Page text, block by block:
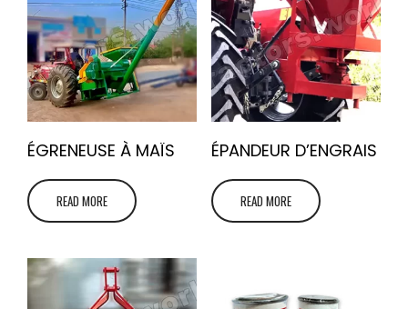
ÉGRENEUSE À MAÏS
READ MORE
ÉPANDEUR D’ENGRAIS
READ MORE